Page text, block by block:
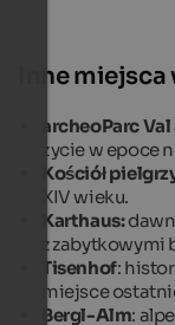
Inne
archeoParc
życie w epoce
Kościół
XIV wieku.
Karthaus:
z zabytkowymi
Tisenhof:
miejsce
Bergl-Alm: